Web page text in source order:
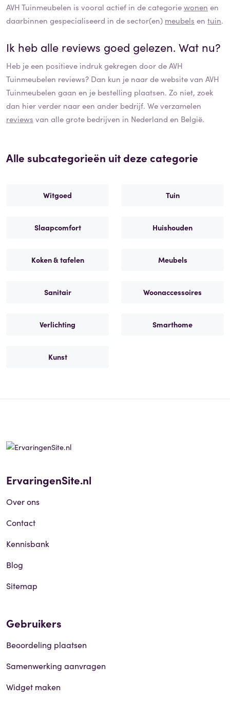
AVH Tuinmeubelen is vooral actief in de categoriewonen en
daarbinnen gespecialiseerd in de sector(en) meubels en tuin.
Ik heb alle reviews goed gelezen. Wat nu?
Heb je een positieve indruk gekregen door deAVH
Tuinmeubelen reviews? Dan kun je naar de website van AVH
Tuinmeubelen gaan en je bestelling plaatsen. Zo niet, zoek
dan hier verder naar een ander bedrijf. We verzamelen
reviews van alle grote bedrijven in Nederland en België.
Alle subcategorieën uit deze categorie
Witgoed Tuin
Slaapcomfort Huishouden
Koken & tafelen Meubels
Sanitair Woonaccessoires
Verlichting Smarthome
Kunst
ErvaringenSite.nl
Over ons
Contact
Kennisbank
Blog
Sitemap
Gebruikers
Beoordeling plaatsen
Samenwerking aanvragen
Widget maken